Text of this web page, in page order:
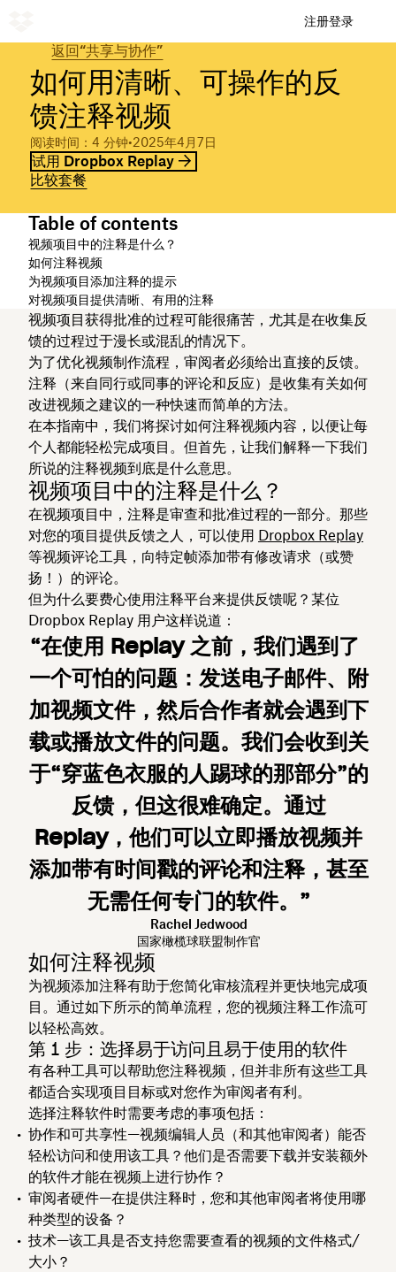
注册登录
返回“共享与协作”
如何用清晰、可操作的反
馈注释视频
阅读时间：4 分钟•2025年4月7日
试用 Dropbox Replay
比较套餐
Table of contents
视频项目中的注释是什么？
如何注释视频
为视频项目添加注释的提示
对视频项目提供清晰、有用的注释
视频项目获得批准的过程可能很痛苦，尤其是在收集反
馈的过程过于漫长或混乱的情况下。
为了优化视频制作流程，审阅者必须给出直接的反馈。
注释（来自同行或同事的评论和反应）是收集有关如何
改进视频之建议的一种快速而简单的方法。
在本指南中，我们将探讨如何注释视频内容，以便让每
个人都能轻松完成项目。但首先，让我们解释一下我们
所说的注释视频到底是什么意思。
视频项目中的注释是什么？
在视频项目中，注释是审查和批准过程的一部分。那些
对您的项目提供反馈之人，可以使用 Dropbox Replay
等视频评论工具，向特定帧添加带有修改请求（或赞
扬！）的评论。
但为什么要费心使用注释平台来提供反馈呢？某位
Dropbox Replay 用户这样说道：
“在使用 Replay 之前，我们遇到了
一个可怕的问题：发送电子邮件、附
加视频文件，然后合作者就会遇到下
载或播放文件的问题。我们会收到关
于“穿蓝色衣服的人踢球的那部分”的
反馈，但这很难确定。通过
Replay，他们可以立即播放视频并
添加带有时间戳的评论和注释，甚至
无需任何专门的软件。”
Rachel Jedwood
国家橄榄球联盟制作官
如何注释视频
为视频添加注释有助于您简化审核流程并更快地完成项
目。通过如下所示的简单流程，您的视频注释工作流可
以轻松高效。
第 1 步：选择易于访问且易于使用的软件
有各种工具可以帮助您注释视频，但并非所有这些工具
都适合实现项目目标或对您作为审阅者有利。
选择注释软件时需要考虑的事项包括：
协作和可共享性—视频编辑人员（和其他审阅者）能否
轻松访问和使用该工具？他们是否需要下载并安装额外
的软件才能在视频上进行协作？
审阅者硬件—在提供注释时，您和其他审阅者将使用哪
种类型的设备？
技术—该工具是否支持您需要查看的视频的文件格式/
大小？